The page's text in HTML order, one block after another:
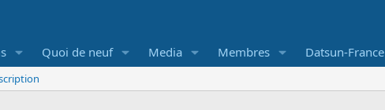
Quoi de neuf Media Membres Datsun-France